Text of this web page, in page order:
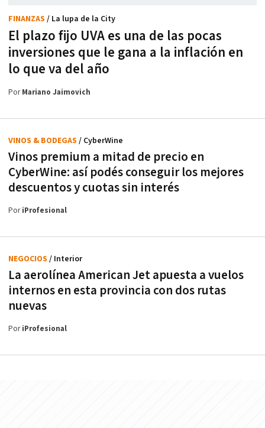
El plazo fijo UVA es una de las pocas
inversiones que le gana a la inflación en
lo que va del año
FINANZAS / La lupa de la City
PorMariano Jaimovich
Vinos premium a mitad de precio en
CyberWine: así podés conseguir los mejores
descuentos y cuotas sin interés
VINOS & BODEGAS / CyberWine
PoriProfesional
La aerolínea American Jet apuesta a vuelos
internos en esta provincia con dos rutas
nuevas
NEGOCIOS / Interior
PoriProfesional